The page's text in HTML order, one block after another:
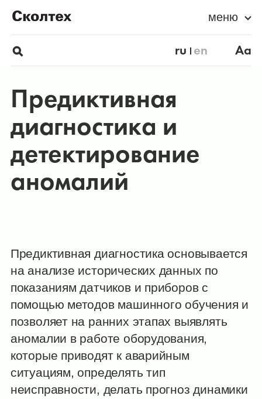
меню
ru en Aa
Предиктивная
диагностика и
детектирование
аномалий
Предиктивная диагностика основывается
на анализе исторических данных по
показаниям датчиков и приборов с
помощью методов машинного обучения и
позволяет на ранних этапах выявлять
аномалии в работе оборудования,
которые приводят к аварийным
ситуациям, определять тип
неисправности, делать прогноз динамики